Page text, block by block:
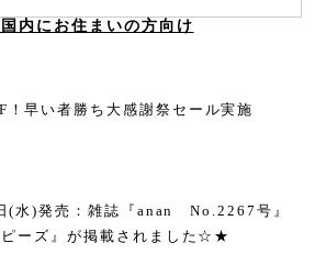
国内にお住まいの方向け
！早い者勝ち大感謝祭セール実施
水)発売：雑誌『anan No.2267号』
ーズ』が掲載されました☆★